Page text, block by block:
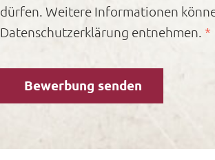
dürfen. Weitere Informationen
Datenschutzerklärung entnehmen. *
Bewerbung senden